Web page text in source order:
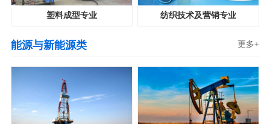
塑料成型专业 纺织技术及营销专业
更多+
能源与新能源类